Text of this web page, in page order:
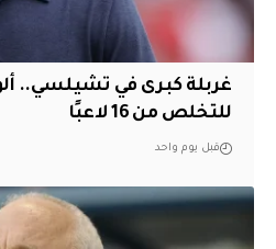
غربلة كبرى في تشيلسي..
للتخلص من 16 لاعبًا
قبل يوم واحد